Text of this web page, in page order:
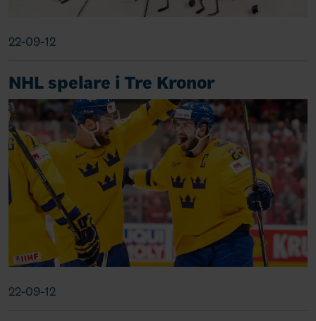
22-09-12
NHL spelare i Tre Kronor
22-09-12